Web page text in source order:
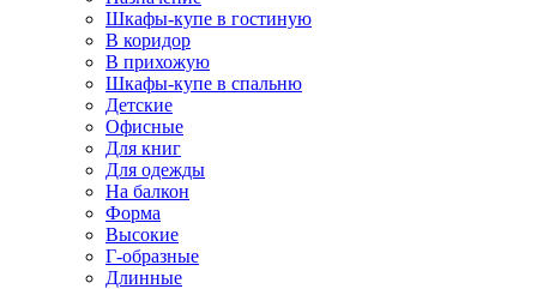
Шкафы-купе в гостиную
В коридор
В прихожую
Шкафы-купе в спальню
Детские
Офисные
Для книг
Для одежды
На балкон
Форма
Высокие
Г-образные
Длинные